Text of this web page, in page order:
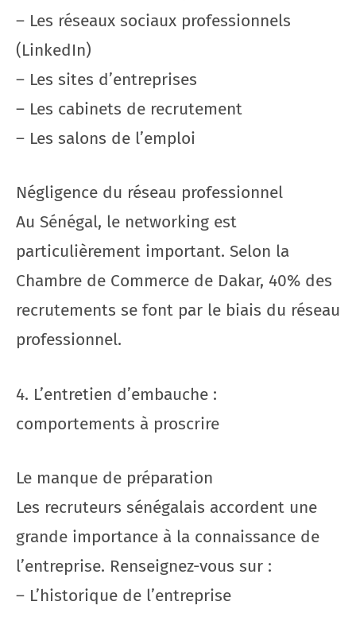
– Les réseaux sociaux professionnels
(LinkedIn)
– Les sites d’entreprises
– Les cabinets de recrutement
– Les salons de l’emploi
Négligence du réseau professionnel
Au Sénégal, le networking est
particulièrement important. Selon la
Chambre de Commerce de Dakar, 40% des
recrutements se font par le biais du réseau
professionnel.
4. L’entretien d’embauche :
comportements à proscrire
Le manque de préparation
Les recruteurs sénégalais accordent une
grande importance à la connaissance de
l’entreprise. Renseignez-vous sur :
– L’historique de l’entreprise